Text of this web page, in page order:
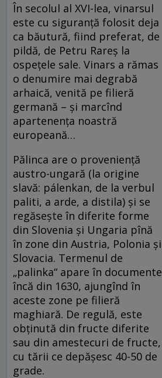
În secolul al XVI-lea, vinarsul
este cu siguranță folosit deja
ca băutură, fiind preferat, de
pildă, de Petru Rareş la
ospețele sale. Vinars a rămas
o denumire mai degrabă
arhaică, venită pe filieră
germană – și marcînd
apartenența noastră
europeană…
Pălinca are o proveniență
austro-ungară (la origine
slavă: pálenkan, de la verbul
paliti, a arde, a distila) și se
regăsește în diferite forme
din Slovenia și Ungaria pînă
în zone din Austria, Polonia și
Slovacia. Termenul de
„palinka“ apare în documente
încă din 1630, ajungînd în
aceste zone pe filieră
maghiară. De regulă, este
obținută din fructe diferite
sau din amestecuri de fructe,
cu tării ce depășesc 40-50 de
grade.